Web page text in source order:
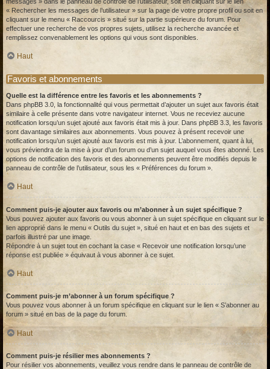
« Rechercher les messages de l’utilisateur » sur la page de votre propre profil ou soit en
cliquant sur le menu « Raccourcis » situé sur la partie supérieure du forum. Pour
effectuer une recherche de vos propres sujets, utilisez la recherche avancée et
remplissez convenablement les options qui vous sont disponibles.
Haut
Favoris et abonnements
Quelle est la différence entre les favoris et les abonnements ?
Dans phpBB 3.0, la fonctionnalité qui vous permettait d’ajouter un sujet aux favoris était
similaire à celle présente dans votre navigateur internet. Vous ne receviez aucune
notification lorsqu’un sujet ajouté aux favoris était mis à jour. Dans phpBB 3.3, les favoris
sont davantage similaires aux abonnements. Vous pouvez à présent recevoir une
notification lorsqu’un sujet ajouté aux favoris est mis à jour. L’abonnement, quant à lui,
vous préviendra de la mise à jour d’un forum ou d’un sujet auquel vous êtes abonné. Les
options de notification des favoris et des abonnements peuvent être modifiés depuis le
panneau de contrôle de l’utilisateur, sous les « Préférences du forum ».
Haut
Comment puis-je ajouter aux favoris ou m’abonner à un sujet spécifique ?
Vous pouvez ajouter aux favoris ou vous abonner à un sujet spécifique en cliquant sur le
lien approprié dans le menu « Outils du sujet », situé en haut et en bas des sujets et
parfois illustré par une image.
Répondre à un sujet tout en cochant la case « Recevoir une notification lorsqu’une
réponse est publiée » équivaut à vous abonner à ce sujet.
Haut
Comment puis-je m’abonner à un forum spécifique ?
Vous pouvez vous abonner à un forum spécifique en cliquant sur le lien « S’abonner au
forum » situé en bas de la page du forum.
Haut
Comment puis-je résilier mes abonnements ?
Pour résilier vos abonnements, veuillez vous rendre dans le panneau de contrôle de